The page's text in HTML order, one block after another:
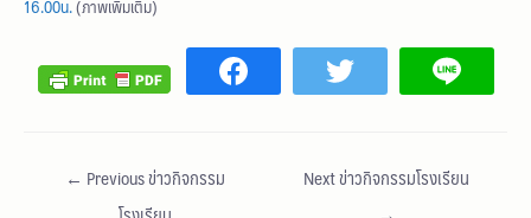
16.00น.(ภาพเพิ่มเติม)
← Previous ข่าวกิจกรรม
Next ข่าวกิจกรรมโรงเรียน